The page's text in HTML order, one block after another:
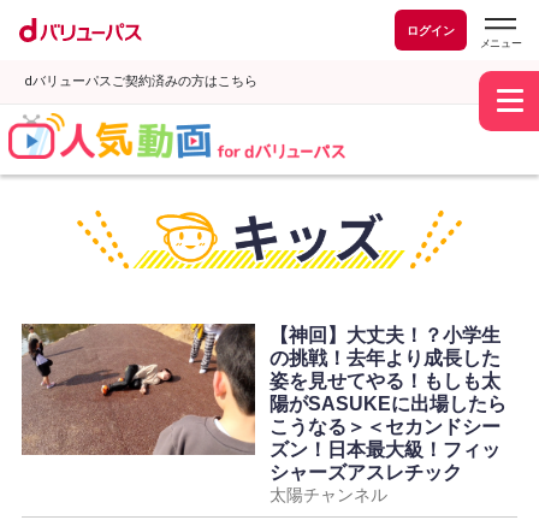
ログイン
dバリューパスご契約済みの方はこちら
【神回】大丈夫！？小学生
の挑戦！去年より成長した
姿を見せてやる！もしも太
陽がSASUKEに出場したら
こうなる＞＜セカンドシー
ズン！日本最大級！フィッ
シャーズアスレチック
太陽チャンネル